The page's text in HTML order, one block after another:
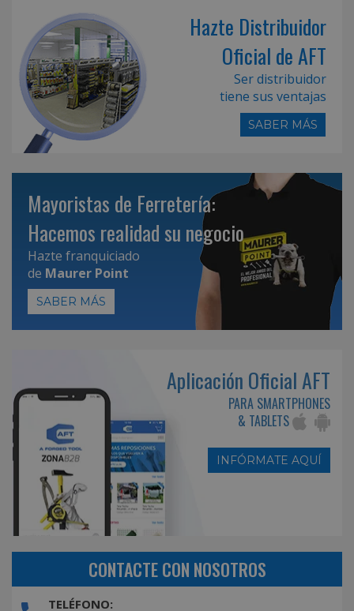
Hazte Distribuidor
Oficial de AFT
Ser distribuidor
tiene sus ventajas
SABER MÁS
Mayoristas de Ferretería:
Hacemos realidad su negocio
Hazte franquiciado
de Maurer Point
SABER MÁS
Aplicación Oficial AFT
PARA SMARTPHONES
& TABLETS
INFÓRMATE AQUÍ
CONTACTE CON NOSOTROS
TELÉFONO: